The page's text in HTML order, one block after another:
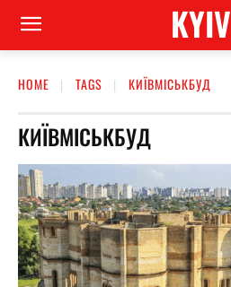
KYIV
HOME TAGS КИЇВМІСЬКБУД
КИЇВМІСЬКБУД